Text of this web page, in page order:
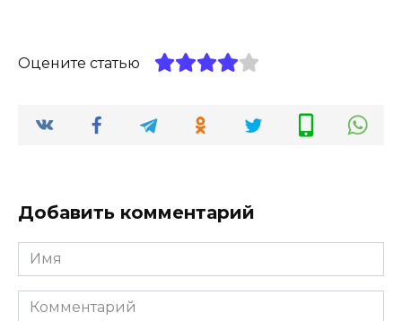
Оцените статью
Добавить комментарий
Имя
*
Комментарий